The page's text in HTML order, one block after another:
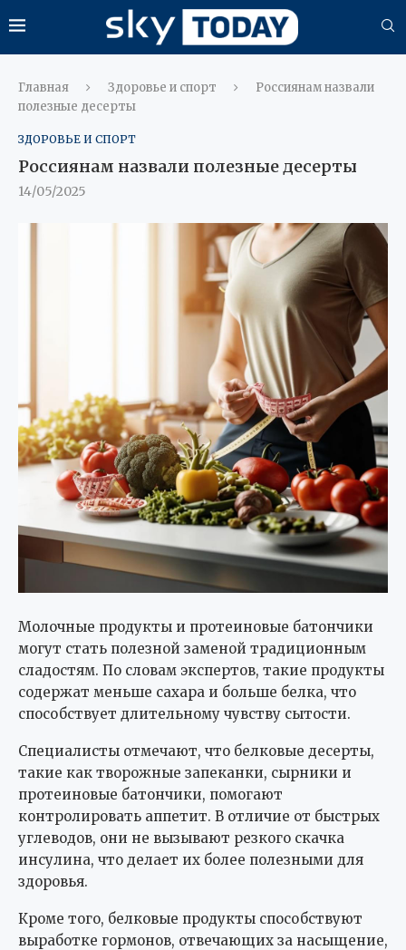
Главная Здоровье и спорт
Россиянам назвали
полезные десерты
ЗДОРОВЬЕ И СПОРТ
Россиянам назвали полезные десерты
14/05/2025
Молочные продукты и протеиновые батончики
могут стать полезной заменой традиционным
сладостям. По словам экспертов, такие продукты
содержат меньше сахара и больше белка, что
способствует длительному чувству сытости.
Специалисты отмечают, что белковые десерты,
такие как творожные запеканки, сырники и
протеиновые батончики, помогают
контролировать аппетит. В отличие от быстрых
углеводов, они не вызывают резкого скачка
инсулина, что делает их более полезными для
здоровья.
Кроме того, белковые продукты способствуют
выработке гормонов, отвечающих за насыщение,